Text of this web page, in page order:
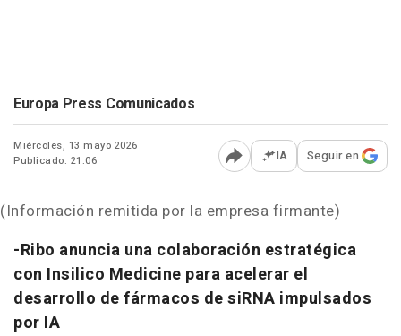
Europa Press Comunicados
Miércoles, 13 mayo 2026
Publicado: 21:06
Abrir opciones para
IA Seguir en
(Información remitida por la empresa firmante)
-Ribo anuncia una colaboración estratégica
con Insilico Medicine para acelerar el
desarrollo de fármacos de siRNA impulsados
por IA